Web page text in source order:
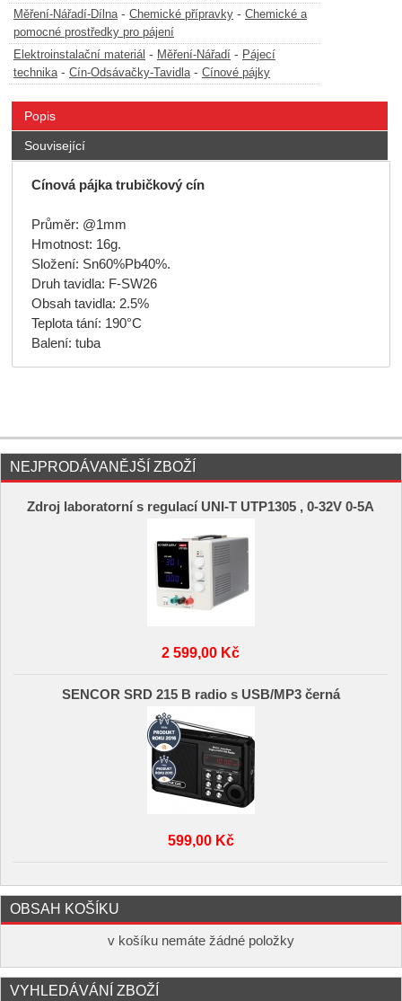
Měření-Nářadí-Dílna- Chemické přípravky - Chemické a
pomocné prostředky pro pájení
Elektroinstalační materiál - Měření-Nářadí - Pájecí
technika- Cín-Odsávačky-Tavidla- Cínové pájky
Popis
Související
Cínová pájka trubičkový cín
Průměr: @1mm
Hmotnost: 16g.
Složení: Sn60%Pb40%.
Druh tavidla: F-SW26
Obsah tavidla: 2.5%
Teplota tání: 190°C
Balení: tuba
NEJPRODÁVANĚJŠÍ ZBOŽÍ
Zdroj laboratorní s regulací UNI-T UTP1305 , 0-32V 0-5A
2 599,00 Kč
SENCOR SRD 215 B radio s USB/MP3 černá
599,00 Kč
OBSAH KOŠÍKU
v košíku nemáte žádné položky
VYHLEDÁVÁNÍ ZBOŽÍ